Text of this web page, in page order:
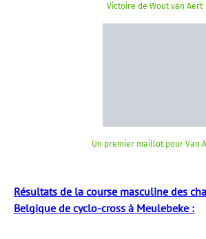
Victoire de Wout van Aert
Un premier maillot pour Van
Résultats de la course masculine des
Belgique de cyclo-cross à Meulebeke :